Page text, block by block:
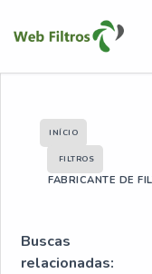
INÍCIO
FILTROS
FABRICANTE DE
Buscas
relacionadas: